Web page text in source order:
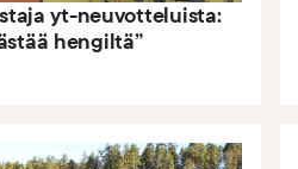
yt-neuvotteluista:
hengiltä”